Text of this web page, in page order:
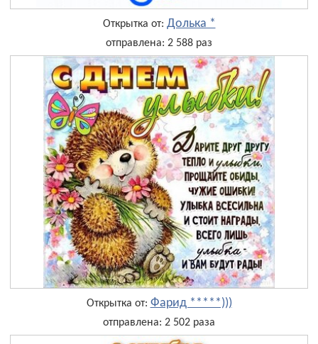
Открытка от: Долька *
отправлена: 2 588 раз
Открытка от: Фарид *****)))
отправлена: 2 502 раза